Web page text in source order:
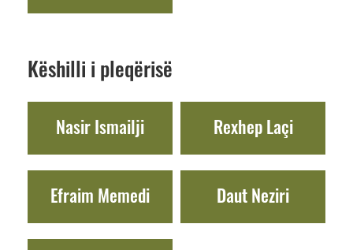
Këshilli i pleqërisë
Nasir Ismailji Rexhep Laçi
Efraim Memedi Daut Neziri